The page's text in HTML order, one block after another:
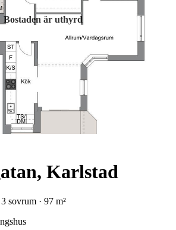
Bostaden är uthyrd
Karlstad
sovrum · 97 m²